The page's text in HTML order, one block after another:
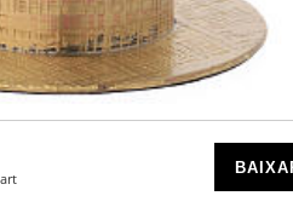
superfîcie gravada